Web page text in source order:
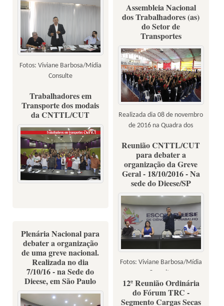
08/03/17
Fotos: Viviane Barbosa/Mídia
Consulte
Assembleia Nacional
dos Trabalhadores (as)
do Setor de
Transportes
Realizada dia 08 de novembro
de 2016 na Quadra dos
Fotos: Dino Santos/Mídia
Consulte
Trabalhadores em
Transporte dos modais
da CNTTL/CUT
Reunião CNTTL/CUT
para debater a
organização da Greve
Geral - 18/10/2016 - Na
sede do Dieese/SP
Fotos: Viviane Barbosa/Mídia
Consulte
Plenária Nacional para
debater a organização
de uma greve nacional.
Realizada no dia
7/10/16 - na Sede do
Dieese, em São Paulo
12ª Reunião Ordinária
do Fórum TRC -
Segmento Cargas Secas